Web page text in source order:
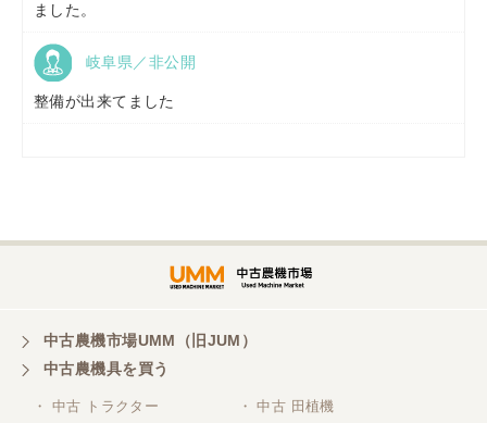
山形県／株式会社ノーキステージ
株式会社トミタモータース
三重県／株式会社 ケイ・エス・エンタープライズ
ました。
岐阜県／非公開
整備が出来てました
中古農機市場UMM（旧JUM）
中古農機具を買う
・ 中古 トラクター ・ 中古 田植機